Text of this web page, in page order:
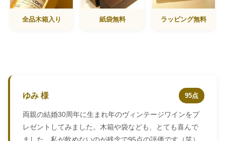
全品木箱入り 紙袋無料 ラッピング無料
ゆみ 様 95点
両親の結婚30周年に生まれ年のヴィンテージワインをプ
レゼントしてみました。木箱や袋なども、とても喜んで